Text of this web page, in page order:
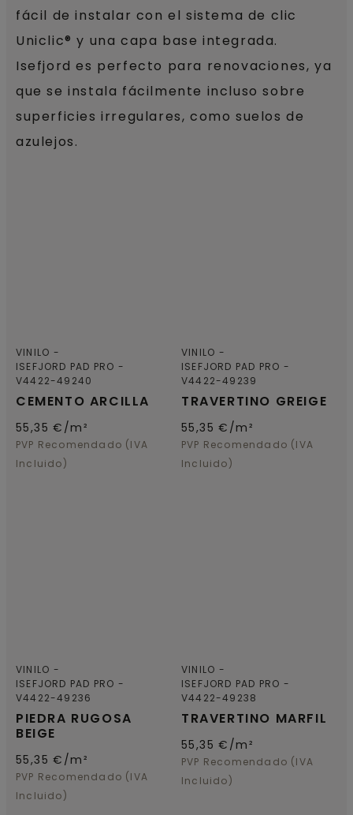
fácil de instalar con el sistema de clic
Uniclic® y una capa base integrada.
Isefjord es perfecto para renovaciones, ya
que se instala fácilmente incluso sobre
superficies irregulares, como suelos de
azulejos.
CEMENTO ARCILLA
VINILO
ISEFJORD PAD PRO
V4422-49240
55,35€/m²
PVP Recomendado (IVA
Incluido)
TRAVERTINO GREIGE
VINILO
ISEFJORD PAD PRO
V4422-49239
55,35€/m²
PVP Recomendado (IVA
Incluido)
PIEDRA RUGOSA
BEIGE
VINILO
ISEFJORD PAD PRO
V4422-49236
55,35€/m²
PVP Recomendado (IVA
Incluido)
TRAVERTINO MARFIL
VINILO
ISEFJORD PAD PRO
V4422-49238
55,35€/m²
PVP Recomendado (IVA
Incluido)